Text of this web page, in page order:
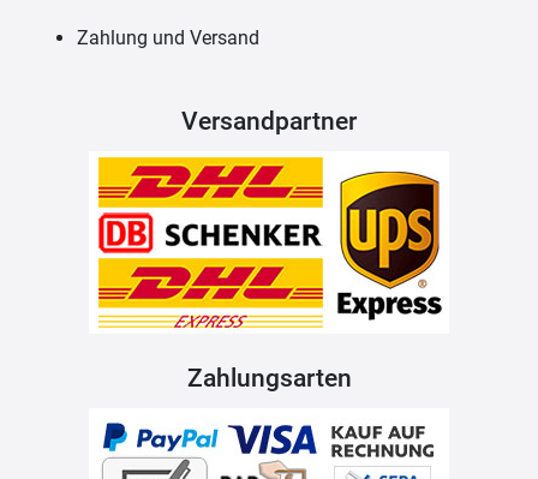
Zahlung und Versand
Versandpartner
Zahlungsarten